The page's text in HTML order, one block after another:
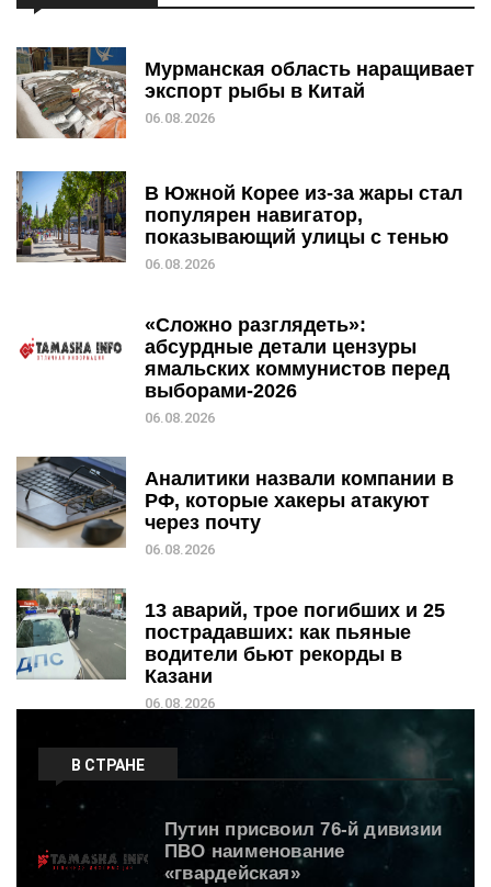
Мурманская область наращивает
экспорт рыбы в Китай
06.08.2026
В Южной Корее из-за жары стал
популярен навигатор,
показывающий улицы с тенью
06.08.2026
«Сложно разглядеть»:
абсурдные детали цензуры
ямальских коммунистов перед
выборами-2026
06.08.2026
Аналитики назвали компании в
РФ, которые хакеры атакуют
через почту
06.08.2026
13 аварий, трое погибших и 25
пострадавших: как пьяные
водители бьют рекорды в
Казани
06.08.2026
В СТРАНЕ
Путин присвоил 76-й дивизии
ПВО наименование
«гвардейская»